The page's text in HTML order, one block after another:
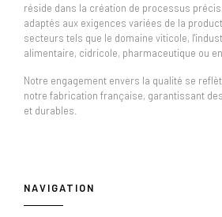
réside dans la création de processus
adaptés aux exigences variées de la
secteurs tels que le domaine viticole,
alimentaire, cidricole, pharmaceutique ou
Notre engagement envers la qualité se
notre fabrication française, garantissant
et durables.
NAVIGATION